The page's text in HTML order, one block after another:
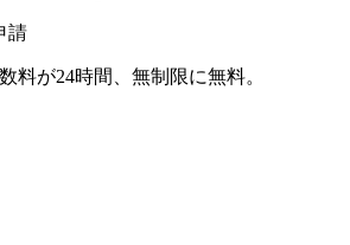
請
料が24時間、無制限に無料。